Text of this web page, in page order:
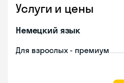
Услуги и цены
Немецкий язык
Для взрослых - премиум